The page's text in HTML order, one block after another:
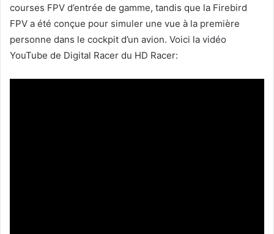
courses FPV d’entrée de gamme, tandis que la Firebird
FPV a été conçue pour simuler une vue à la première
personne dans le cockpit d’un avion. Voici la vidéo
YouTube de Digital Racer du HD Racer: